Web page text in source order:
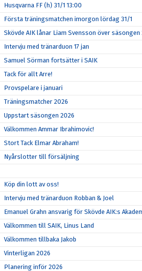
Husqvarna FF (h) 31/1 13:00
Första träningsmatchen imorgon lördag 31/1
Skövde AIK lånar Liam Svensson över säsongen
Intervju med tränarduon 17 jan
Samuel Sörman fortsätter i SAIK
Tack för allt Arre!
Provspelare i januari
Träningsmatcher 2026
Uppstart säsongen 2026
Välkommen Ammar Ibrahimovic!
Stort Tack Elmar Abraham!
Nyårslotter till försäljning
Köp din lott av oss!
Intervju med tränarduon Robban & Joel
Emanuel Grahn ansvarig för Skövde AIK:s
Välkommen till SAIK, Linus Land
Välkommen tillbaka Jakob
Vinterligan 2026
Planering inför 2026